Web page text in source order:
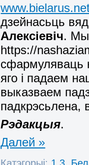
дзейнасьць
Алексіевіч. Мы
https://
сфармуляваць
яго і падаем
выказваем
падкрэсьлена,
Рэдакцыя.
Далей »